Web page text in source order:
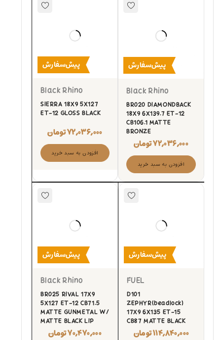
پیش‌سفارش
Black Rhino
BR020 DIAMONDBACK
18X9 6X139.7 ET-12
CB106.1 MATTE
BRONZE
۷۲,۰۳۶,۰۰۰تومان
افزودن به سبد خرید
پیش‌سفارش
Black Rhino
SIERRA 18X9 5X127
ET-12 GLOSS BLACK
۷۲,۰۳۶,۰۰۰تومان
افزودن به سبد خرید
پیش‌سفارش
FUEL
D101
ZEPHYR(beadlock)
17X9 6X135 ET-15
CB87 MATTE BLACK
۱۱۴,۸۴۰,۰۰۰تومان
پیش‌سفارش
Black Rhino
BR025 RIVAL 17X9
5X127 ET-12 CB71.5
MATTE GUNMETAL W/
MATTE BLACK LIP
۷۰,۴۷۰,۰۰۰تومان